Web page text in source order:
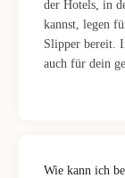
der Hotels, in
kannst, legen
Slipper bereit.
auch für dein
Wie kann ich